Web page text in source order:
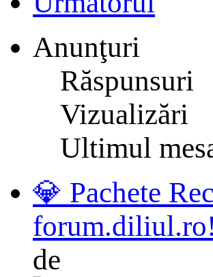
Anunţuri
Răspunsuri
Vizualizări
Ultimul
💎 Pachete
de